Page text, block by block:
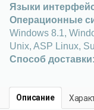
Языки
Операционные
Windows 8.1,
Unix, ASP Linux,
Способ доставки:
Описание